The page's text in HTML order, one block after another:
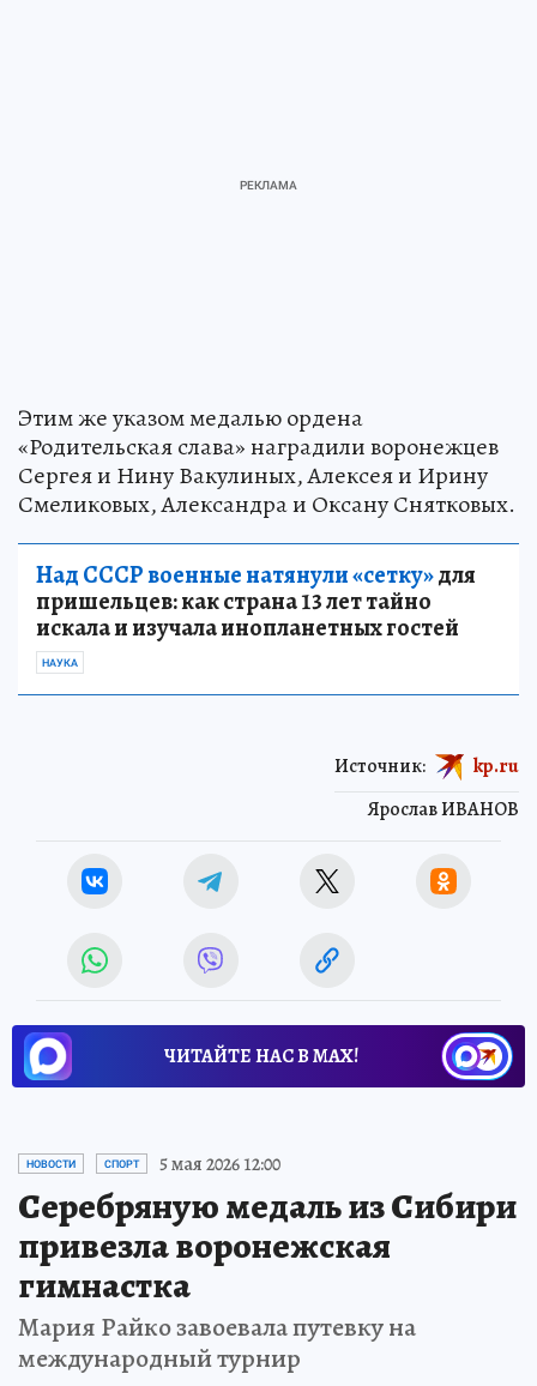
Этим же указом медалью ордена
«Родительская слава» наградили воронежцев
Сергея и Нину Вакулиных, Алексея и Ирину
Смеликовых, Александра и Оксану Снятковых.
Над СССР военные натянули «сетку»для
пришельцев: как страна 13 лет тайно
искала и изучала инопланетных гостей
НАУКА
Ярослав ИВАНОВ
Источник: kp.ru
ЧИТАЙТЕ НАС В МАХ!
НОВОСТИ СПОРТ 5 мая 2026 12:00
Серебряную медаль из Сибири
привезла воронежская
гимнастка
Мария Райко завоевала путевку на
международный турнир